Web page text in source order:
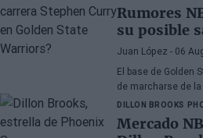
Rumores
su posible
Juan López - 06
El base de Golden
de marcharse de
DILLON BROOKS
Mercado